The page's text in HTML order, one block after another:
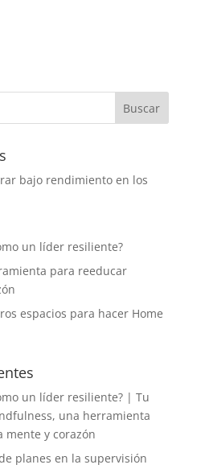
bajo rendimiento en los
un líder resiliente?
para reeducar
espacios para hacer Home
un líder resiliente? | Tu
una herramienta
mente y corazón
planes en la supervisión